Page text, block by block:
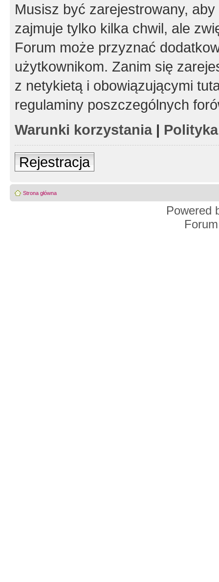
Musisz być zarejestrowany,
zajmuje tylko kilka chwil, ale
Forum może przyznać
użytkownikom. Zanim się
z netykietą i obowiązującymi
regulaminy poszczególnych
Warunki korzystania|
Rejestracja
Strona główna
Powered